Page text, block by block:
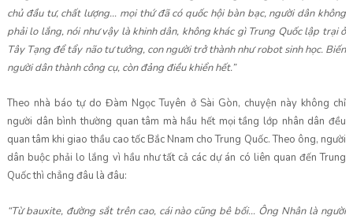
chủ đầu tư, chất lượng… mọi thứ đã có quốc hội bàn bạc, người dân không
phải lo lắng, nói như vậy là khinh dân, không khác gì Trung Quốc lập trại ở
Tây Tạng để tẩy não tư tưởng, con người trở thành như robot sinh học. Biến
người dân thành công cụ, còn đảng điều khiển hết.”
Theo nhà báo tự do Đàm Ngọc Tuyên ở Sài Gòn, chuyện này không chỉ
người dân bình thường quan tâm mà hầu hết mọi tầng lớp nhân dân đều
quan tâm khi giao thầu cao tốc Bắc Nnam cho Trung Quốc. Theo ông, người
dân buộc phải lo lắng vì hầu như tất cả các dự án có liên quan đến Trung
Quốc thì chẳng đâu là đâu:
“Từ bauxite, đường sắt trên cao, cái nào cũng bê bối… Ông Nhân là người